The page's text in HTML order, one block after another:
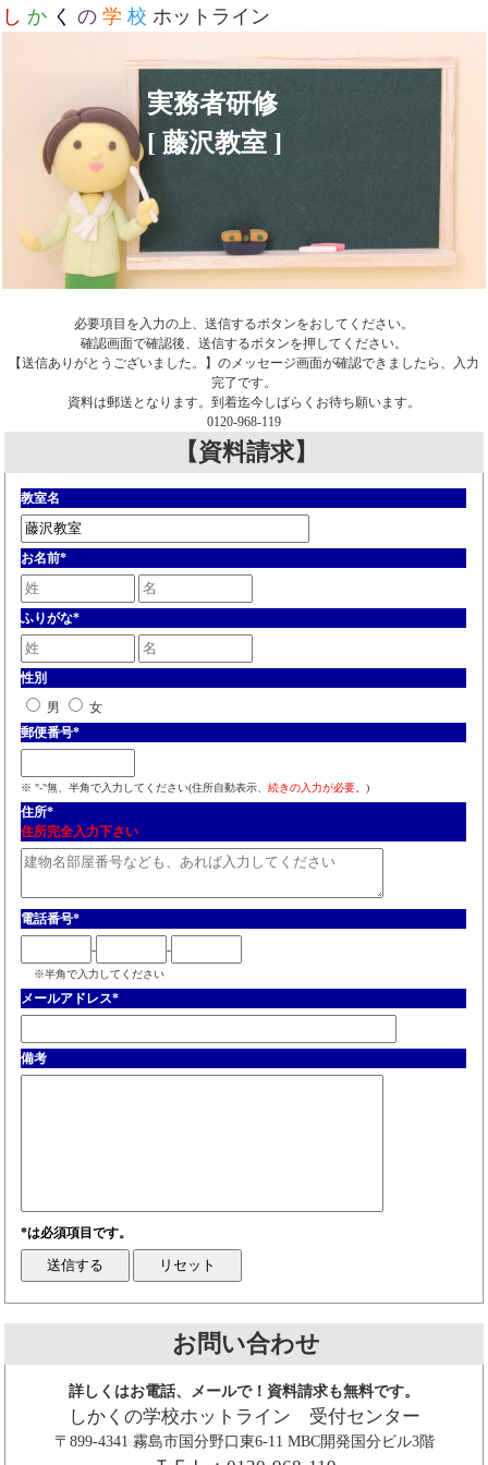
し か く の 学 校 ホットライン
実務者研修
[ 藤沢教室 ]
必要項目を入力の上、送信するボタンをおしてください。
確認画面で確認後、送信するボタンを押してください。
【送信ありがとうございました。】のメッセージ画面が確認できましたら、入力
完了です。
資料は郵送となります。到着迄今しばらくお待ち願います。
0120-968-119
【資料請求】
教室名
お名前*
ふりがな*
性別
男
女
郵便番号*
※ "-"無、半角で入力してください(住所自動表示、 続きの入力が必要。 )
住所*
住所完全入力下さい
電話番号*
-
-
※半角で入力してください
メールアドレス*
備考
*は必須項目です。
お問い合わせ
詳しくはお電話、メールで！資料請求も無料です。
しかくの学校ホットライン 受付センター
〒899-4341 霧島市国分野口東6-11 MBC開発国分ビル3階